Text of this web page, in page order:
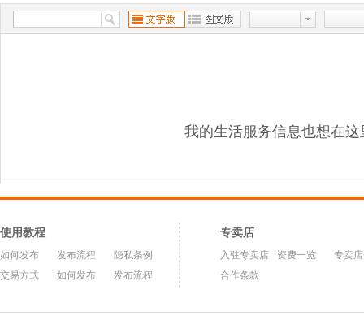
我的生活服务信息也想在这
使用教程
如何发布 发布流程
隐私条例
交易方式
如何发布 发布流程
专卖店
入驻专卖店 资费一览
专卖
合作条款